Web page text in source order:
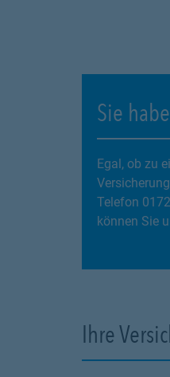
Sie
Egal, ob zu
Telefon
können Sie
Ihre